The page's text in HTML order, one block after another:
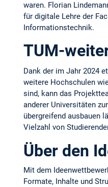
waren. Florian
für digitale Lehre der
Informationstechnik.
TUM-
Dank der im Jahr 2024
weitere Hochschulen
sind, kann das
anderer Universitäten
übergreifend ausbauen
Vielzahl von
Über den
Mit dem
Formate, Inhalte und